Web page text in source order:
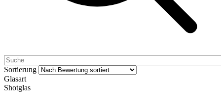
Sortierung
Glasart
Shotglas